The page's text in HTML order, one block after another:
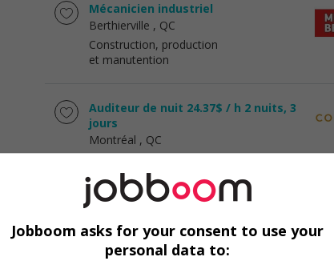
Mécanicien industriel
Berthierville , QC
Construction, production
et manutention
Auditeur de nuit 24.37$ / h 2 nuits, 3
jours
Montréal , QC
Restauration, hôtellerie,
tourisme et loisirs
Préposé(e) aux bénéficiaires (nuit)
Montréal , QC
Santé
Jobboom asks for your consent to use your
personal data to: